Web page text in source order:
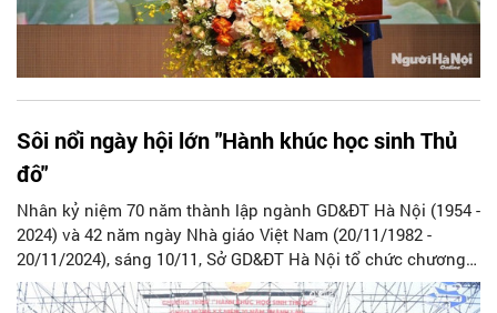
Sôi nổi ngày hội lớn "Hành khúc học sinh Thủ
đô"
Nhân kỷ niệm 70 năm thành lập ngành GD&ĐT Hà Nội (1954 -
2024) và 42 năm ngày Nhà giáo Việt Nam (20/11/1982 -
20/11/2024), sáng 10/11, Sở GD&ĐT Hà Nội tổ chức chương
trình “Hành khúc học sinh Thủ đô”.